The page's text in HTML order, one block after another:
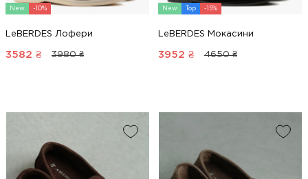
New -10%
LeBERDES Лофери
3582 ₴ 3980 ₴
New Top -15%
LeBERDES Мокасини
3952 ₴ 4650 ₴